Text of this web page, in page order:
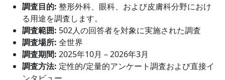
調査目的: 整形外科、眼科、および皮膚科分野におけ
る用途を調査します。
調査範囲: 502人の回答者を対象に実施された調査
調査場所: 全世界
調査期間: 2025年10月 – 2026年3月
調査方法: 定性的/定量的アンケート調査および直接イ